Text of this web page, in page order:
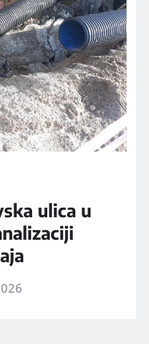
ulica u